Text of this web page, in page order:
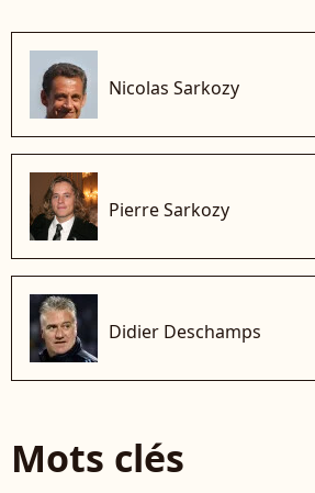
Nicolas Sarkozy
Pierre Sarkozy
Didier Deschamps
Mots clés